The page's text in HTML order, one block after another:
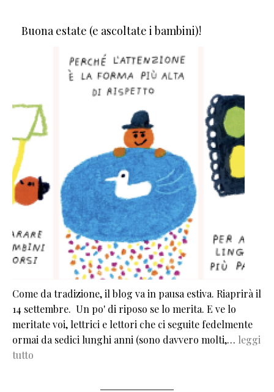
Buona estate (e ascoltate i bambini)!
Come da tradizione, il blog va in pausa estiva. Riaprirà il
14 settembre. Un po' di riposo se lo merita. E ve lo
meritate voi, lettrici e lettori che ci seguite fedelmente
ormai da sedici lunghi anni (sono davvero molti,… leggi
tutto